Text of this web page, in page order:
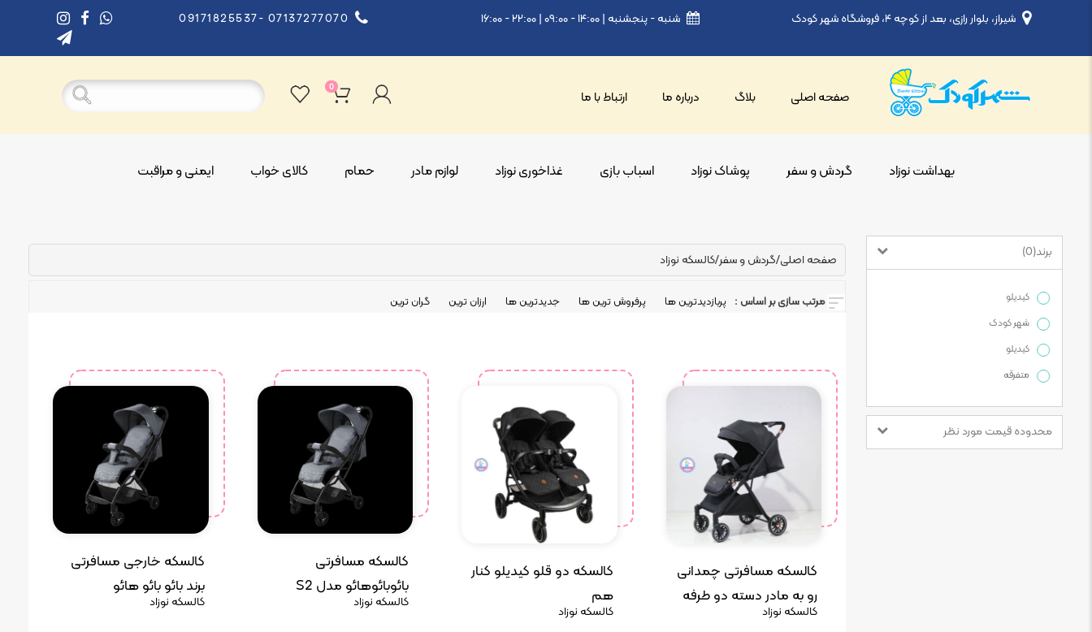
شیراز، بلوار رازی، بعد از کوچه ۴، فروشگاه شهر کودک شنبه - پنجشنبه | ۱۴:۰۰ - ۰۹:۰۰ | ۲۲:۰۰ - ۱۶:۰۰ 09171825537- 07137277070
صفحه اصلی بلاگ درباره ما ارتباط با ما
0
بهداشت نوزاد گردش و سفر پوشاک نوزاد اسباب بازی غذاخوری نوزاد لوازم مادر حمام کالای خواب ایمنی و مراقبت
صفحه اصلی/گردش و سفر/کالسکه نوزاد
مرتب سازی بر اساس : پربازدیدترین ها پرفروش ترین ها جدیدترین ها ارزان ترین گران ترین
کالسکه خارجی مسافرتی
برند بائو بائو هائو
کالسکه نوزاد
کالسکه مسافرتی
بائوبائوهائو مدل S2
کالسکه نوزاد
کالسکه دو قلو کیدیلو کنار
هم
کالسکه نوزاد
کالسکه مسافرتی چمدانی
رو به مادر دسته دو طرفه
SDB/T700
کالسکه نوزاد
برند (0)
کیدیلو
شهر کودک
کیدیلو
متفرقه
محدوده قیمت مورد نظر